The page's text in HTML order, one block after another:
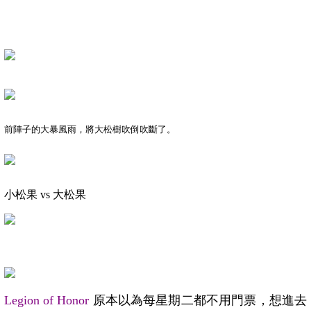
前陣子的大暴風雨，將大松樹吹倒吹斷了。
小松果 vs 大松果
Legion of Honor 原本以為每星期二都不用門票，想進去